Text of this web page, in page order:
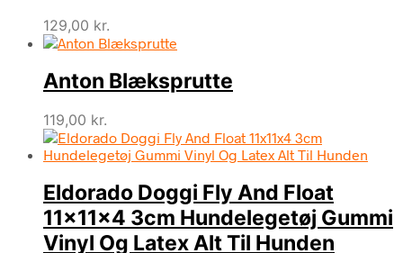
129,00 kr.
Anton Blæksprutte
119,00 kr.
Eldorado Doggi Fly And Float
11x11x4 3cm Hundelegetøj Gummi
Vinyl Og Latex Alt Til Hunden